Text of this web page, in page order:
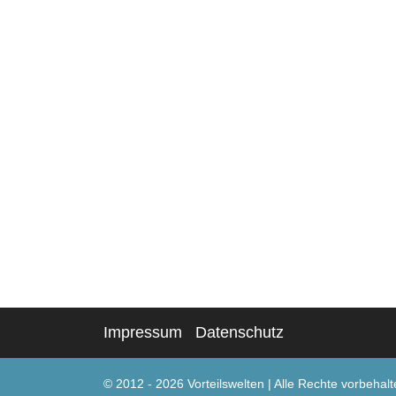
Impressum Datenschutz
© 2012 - 2026 Vorteilswelten | Alle Rechte